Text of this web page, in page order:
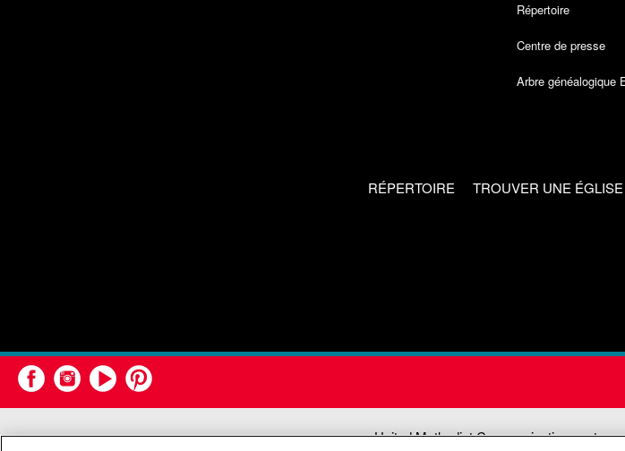
Répertoire
Centre de presse
Arbre généalogique
RÉPERTOIRE TROUVER UNE ÉGLISE
United Methodist Communications est